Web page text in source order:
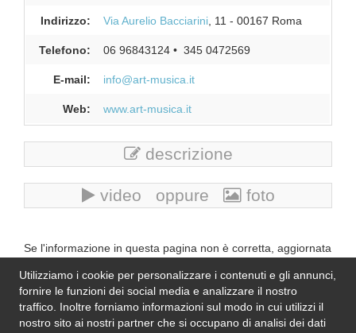
Indirizzo: Via Aurelio Bacciarini , 11 - 00167 Roma
Telefono: 06 96843124 345 0472569
E-mail: info@art-musica.it
Web: www.art-musica.it
descrizione
video oppure foto
Se l'informazione in questa pagina non è corretta, aggiornata
Please note: We do not represent the above
organization/service: send any inquiry or complaint directly to
it. Please do not send us CVs or applications!
Utilizziamo i cookie per personalizzare i contenuti e gli annunci,
fornire le funzioni dei social media e analizzare il nostro
traffico. Inoltre forniamo informazioni sul modo in cui utilizzi il
nostro sito ai nostri partner che si occupano di analisi dei dati